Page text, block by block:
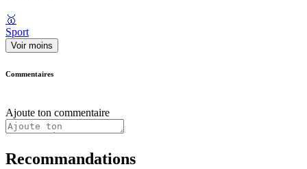
🥇
Sport
Voir moins
Commentaires
Ajoute ton commentaire
Recommandations